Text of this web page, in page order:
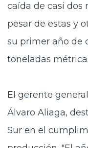
caída de casi dos
pesar de estas y
su primer año de
toneladas
El gerente
Álvaro Aliaga,
Sur en el